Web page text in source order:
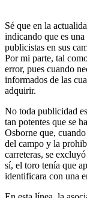
Sé que en la
indicando que es
publicistas en sus
Por mi parte, tal
error, pues cuando
informados de las
adquirir.
No toda publicidad
tan potentes que se
Osborne que,
del campo y la
carreteras, se
sí, el toro tenía que
identificara con una